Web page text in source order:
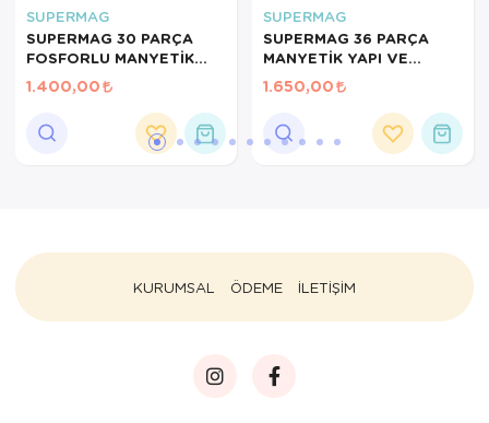
SUPERMAG
SUPERMAG 30 PARÇA
FOSFORLU MANYETİK
YAPI VE STEM SETİ
1.400,00
SUPERMAG
SUPERMAG 36 PARÇA
MANYETİK YAPI VE
GEOMETRİ SETİ- STEM
EĞİTİCİ MANYETİK
1.650,00
KURUMSAL ÖDEME İLETİŞİM